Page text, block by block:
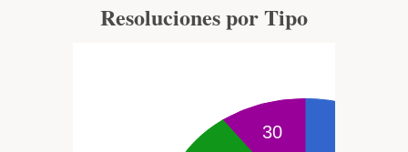
Resoluciones por Tipo
30